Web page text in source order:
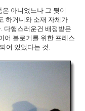
아니었느나 그 뭣이
하거니와 소재 자체가
다행스러운건 배정받은
어 블로거를 위한 프레스
어 있었다는 것.